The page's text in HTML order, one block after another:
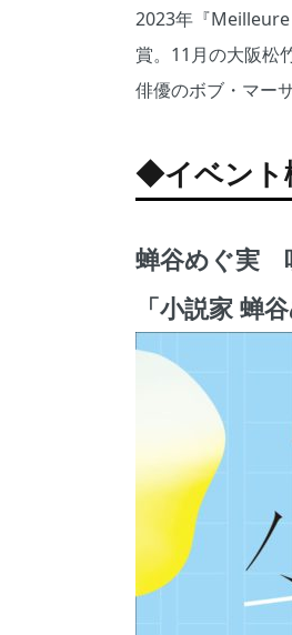
2023年『Meilleure
賞。11月の大阪松
俳優のボブ・マー
◆イベント
蝉谷めぐ実
「小説家 蝉